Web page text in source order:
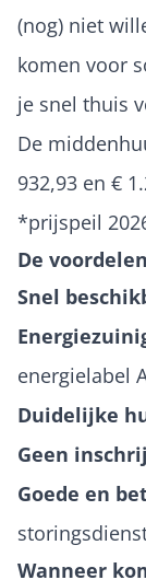
(nog) niet
komen voor
je snel thuis
De
932,93 en €
*prijspeil
De
Snel
energielabel
Duidelijke
Geen
Goede en
Wanneer